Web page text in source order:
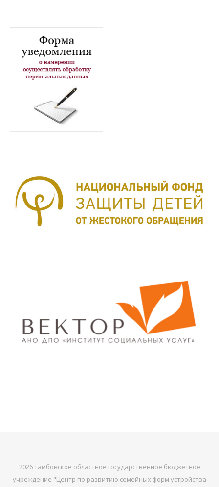
2026 Тамбовское областное государственное бюджетное
учреждение "Центр по развитию семейных форм устройства